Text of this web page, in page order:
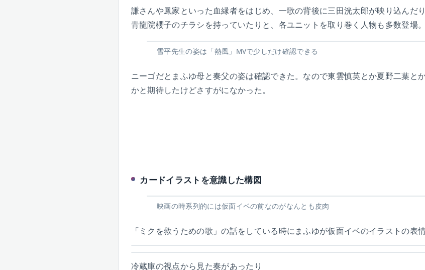
謙さんや鳳家といった血縁者をはじめ、一歌の背後に三田洸太郎が映り込んだ
青龍院櫻子のチラシを持っていたりと、各ユニットを取り巻く人物も多数登場。
雪平先生の姿は「熱風」MVで少しだけ確認できる
ニーゴだとまふゆ母と奏父の姿は確認できた。なので東雲慎英とか夏野二葉と
かと期待したけどさすがになかった。
カードイラストを意識した構図
映画の時系列的には仮面イベの前なのがなんとも皮肉
「ミクを救うための歌」の話をしている時にまふゆが仮面イベのイラストの表
冷蔵庫の視点から見た奏があったり